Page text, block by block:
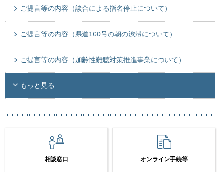
ご提言等の内容（談合による指名停止について）
ご提言等の内容（県道160号の朝の渋滞について）
ご提言等の内容（加齢性難聴対策推進事業について）
もっと見る
相談窓口 オンライン手続等